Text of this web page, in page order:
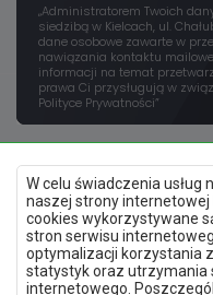
W celu świadczenia
naszej strony internetowej
cookies wykorzystywane
stron serwisu
optymalizacji korzystania
statystyk oraz utrzymania
internetowego.
„Administratorem Twoich
siedzibą w Kielcach, ul.
dane osobowe zawarte w
nawiązania kontaktu
informacji na temat
prawa Ci przysługują w
Polityce Prywatności”